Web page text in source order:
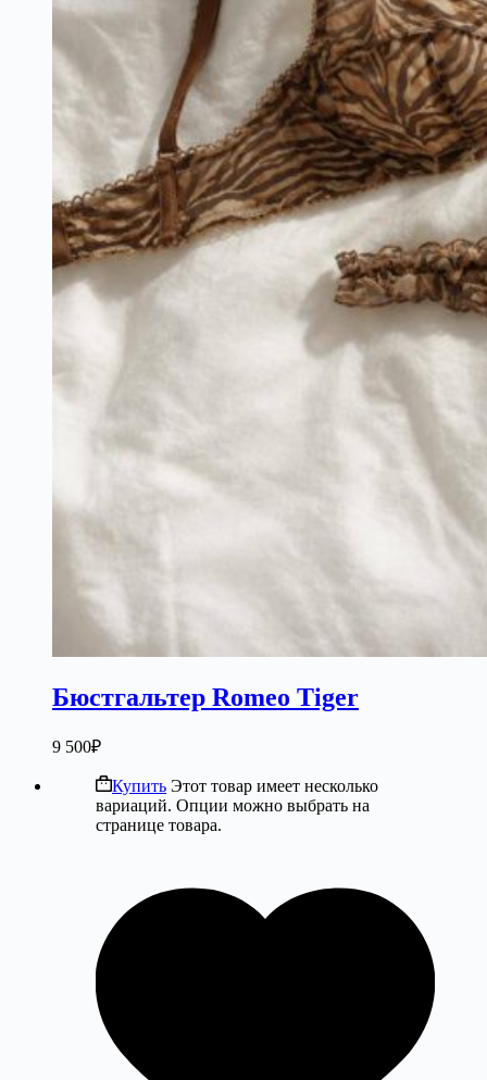
Бюстгальтер Romeo Tiger
9 500₽
Купить Этот товар имеет несколько
вариаций. Опции можно выбрать на
странице товара.